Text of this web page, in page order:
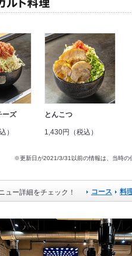
ーズ
）
とんこつ
1,430円（税込）
※更新日が2021/3/31以前の情報は、当時の
ュー詳細をチェック！ コース 料